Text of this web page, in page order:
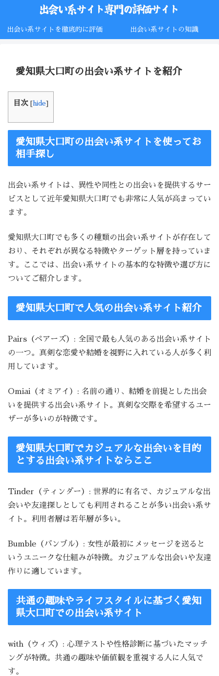
出会い系サイトを徹底的に評価 出会い系サイトの知識
愛知県大口町の出会い系サイトを紹介
目次 [ hide]
愛知県大口町の出会い系サイトを使ってお
相手探し
出会い系サイトは、異性や同性との出会いを提供するサー
ビスとして近年愛知県大口町でも非常に人気が高まってい
ます。
愛知県大口町でも多くの種類の出会い系サイトが存在して
おり、それぞれが異なる特徴やターゲット層を持っていま
す。ここでは、出会い系サイトの基本的な特徴や選び方に
ついてご紹介します。
愛知県大口町で人気の出会い系サイト紹介
Pairs（ペアーズ）: 全国で最も人気のある出会い系サイト
の一つ。真剣な恋愛や結婚を視野に入れている人が多く利
用しています。
Omiai（オミアイ）: 名前の通り、結婚を前提とした出会
いを提供する出会い系サイト。真剣な交際を希望するユー
ザーが多いのが特徴です。
愛知県大口町でカジュアルな出会いを目的
とする出会い系サイトならここ
Tinder（ティンダー）: 世界的に有名で、カジュアルな出
会いや友達探しとしても利用されることが多い出会い系サ
イト。利用者層は若年層が多い。
Bumble（バンブル）: 女性が最初にメッセージを送ると
いうユニークな仕組みが特徴。カジュアルな出会いや友達
作りに適しています。
共通の趣味やライフスタイルに基づく愛知
県大口町での出会い系サイト
with（ウィズ）: 心理テストや性格診断に基づいたマッチ
ングが特徴。共通の趣味や価値観を重視する人に人気で
す。